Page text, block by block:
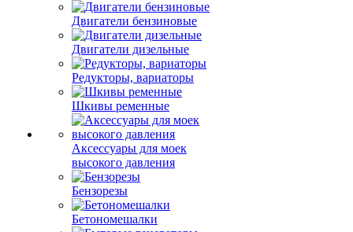
Двигатели бензиновые
Двигатели дизельные
Редукторы, вариаторы
Шкивы ременные
Аксессуары для моек
высокого давления
Бензорезы
Бетономешалки